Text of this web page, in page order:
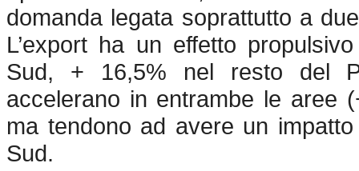
domanda legata soprattutto a
L’export ha un effetto
Sud, + 16,5% nel resto del
accelerano in entrambe le aree
ma tendono ad avere un
Sud.